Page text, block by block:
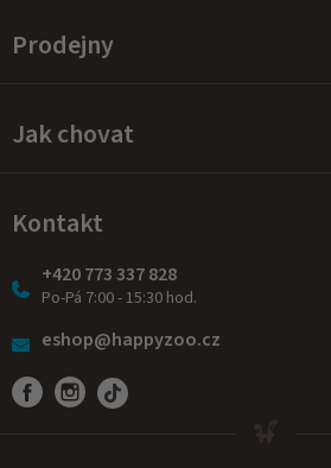
Prodejny
Jak chovat
Kontakt
+420 773 337 828
Po-Pá 7:00 - 15:30 hod.
eshop@happyzoo.cz